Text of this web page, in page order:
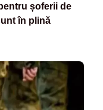
șoferii de
în plină